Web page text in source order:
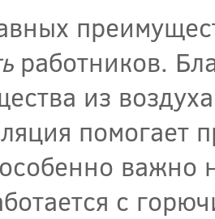
работников.
из
помогает
важно
с